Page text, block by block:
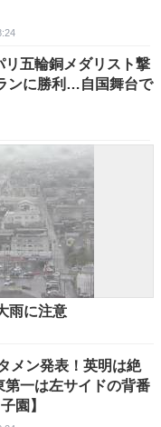
リ五輪銅メダリスト撃
ンに勝利…自国舞台で
雨に注意
メン発表！英明は絶
一は左サイドの背番
園】